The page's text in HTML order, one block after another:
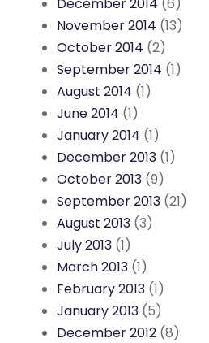
November 2014 (13)
October 2014 (2)
September 2014 (1)
August 2014 (1)
June 2014 (1)
January 2014 (1)
December 2013 (1)
October 2013 (9)
September 2013 (21)
August 2013 (3)
July 2013 (1)
March 2013 (1)
February 2013 (1)
January 2013 (5)
December 2012 (8)